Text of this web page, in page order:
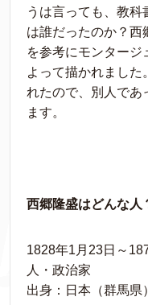
うは言っても、教
は誰だったのか？西
を参考にモンタージ
よって描かれました
れたので、別人であ
ます。
西郷隆盛はどんな人
1828年1月23日～
人・政治家
出身：日本（群馬県）